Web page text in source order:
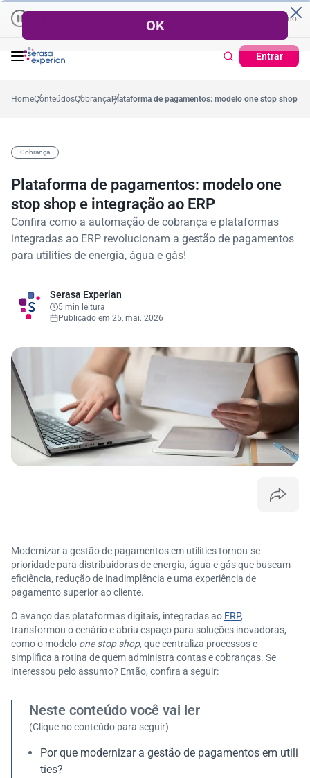
Empresas | Recuperação de Crédito Percentual médio no ano
Entrar
ano Cartão de Crédito | Cadastro
HomeConteúdosCobrança Plataforma de pagamentos: modelo one stop shop e
Cobrança
Plataforma de pagamentos: modelo one
stop shop e integração ao ERP
Confira como a automação de cobrança e plataformas
integradas ao ERP revolucionam a gestão de pagamentos
para utilities de energia, água e gás!
Serasa Experian
5 min leitura
Publicado em 25, mai. 2026
Modernizar a gestão de pagamentos em utilities tornou-se
prioridade para distribuidoras de energia, água e gás que buscam
eficiência, redução de inadimplência e uma experiência de
pagamento superior ao cliente.
O avanço das plataformas digitais, integradas ao ERP,
transformou o cenário e abriu espaço para soluções inovadoras,
como o modelo one stop shop, que centraliza processos e
simplifica a rotina de quem administra contas e cobranças. Se
interessou pelo assunto? Então, confira a seguir:
Neste conteúdo você vai ler
(Clique no conteúdo para seguir)
Por que modernizar a gestão de pagamentos em utili
ties?